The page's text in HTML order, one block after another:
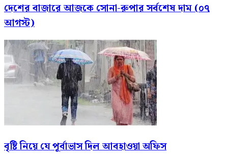
দেশের বাজারে আজকে সোনা-রুপার সর্বশেষ দাম (০৭
আগস্ট)
বৃষ্টি নিয়ে যে পূর্বাভাস দিল আবহাওয়া অফিস